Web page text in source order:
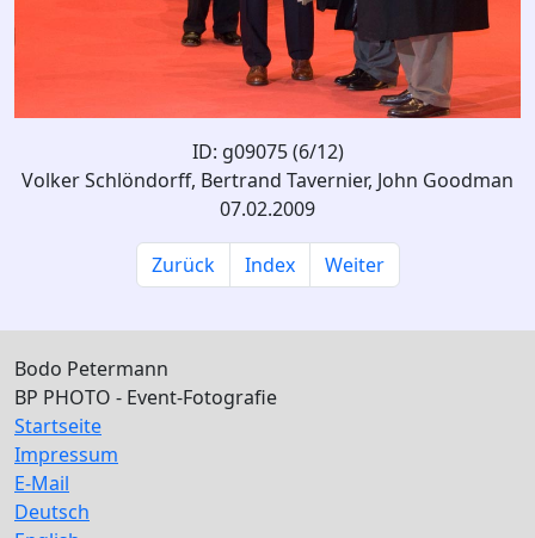
ID: g09075 (6/12)
Volker Schlöndorff, Bertrand Tavernier, John Goodman
07.02.2009
Zurück Index Weiter
Bodo Petermann
BP PHOTO - Event-Fotografie
Startseite
Impressum
E-Mail
Deutsch